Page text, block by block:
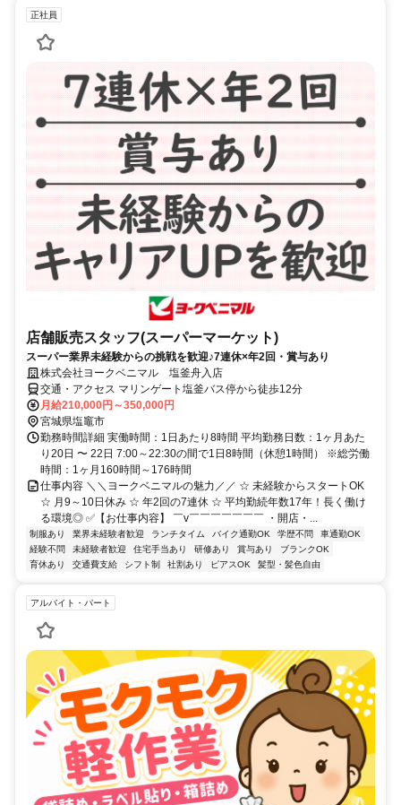
正社員
店舗販売スタッフ(スーパーマーケット)
スーパー業界未経験からの挑戦を歓迎♪7連休×年2回・賞与あり
株式会社ヨークベニマル 塩釜舟入店
交通・アクセス マリンゲート塩釜バス停から徒歩12分
月給210,000円～350,000円
宮城県塩竈市
勤務時間詳細 実働時間：1日あたり8時間 平均勤務日数：1ヶ月あた
り20日 〜 22日 7:00～22:30の間で1日8時間（休憩1時間） ※総労働
時間：1ヶ月160時間～176時間
仕事内容 ＼＼ヨークベニマルの魅力／／ ☆ 未経験からスタートOK
☆ 月9～10日休み ☆ 年2回の7連休 ☆ 平均勤続年数17年！長く働け
る環境◎ ✅【お仕事内容】 ￣v￣￣￣￣￣￣￣ ・開店・...
制服あり 業界未経験者歓迎 ランチタイム バイク通勤OK 学歴不問
車通勤OK
経験不問
未経験者歓迎 住宅手当あり 研修あり 賞与あり
ブランクOK
育休あり
交通費支給 シフト制 社割あり ピアスOK 髪型・髪色自由
アルバイト・パート